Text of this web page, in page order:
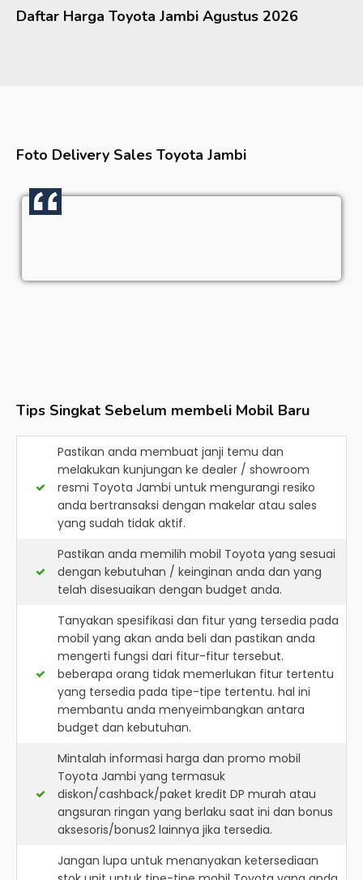
Daftar Harga Toyota Jambi Agustus 2026
Foto Delivery Sales Toyota Jambi
Tips Singkat Sebelum membeli Mobil Baru
Pastikan anda membuat janji temu dan
melakukan kunjungan ke dealer / showroom
resmi Toyota Jambi untuk mengurangi resiko
anda bertransaksi dengan makelar atau sales
yang sudah tidak aktif.
Pastikan anda memilih mobil Toyota yang sesuai
dengan kebutuhan / keinginan anda dan yang
telah disesuaikan dengan budget anda.
Tanyakan spesifikasi dan fitur yang tersedia pada
mobil yang akan anda beli dan pastikan anda
mengerti fungsi dari fitur-fitur tersebut.
beberapa orang tidak memerlukan fitur tertentu
yang tersedia pada tipe-tipe tertentu. hal ini
membantu anda menyeimbangkan antara
budget dan kebutuhan.
Mintalah informasi harga dan promo mobil
Toyota Jambi yang termasuk
diskon/cashback/paket kredit DP murah atau
angsuran ringan yang berlaku saat ini dan bonus
aksesoris/bonus2 lainnya jika tersedia.
Jangan lupa untuk menanyakan ketersediaan